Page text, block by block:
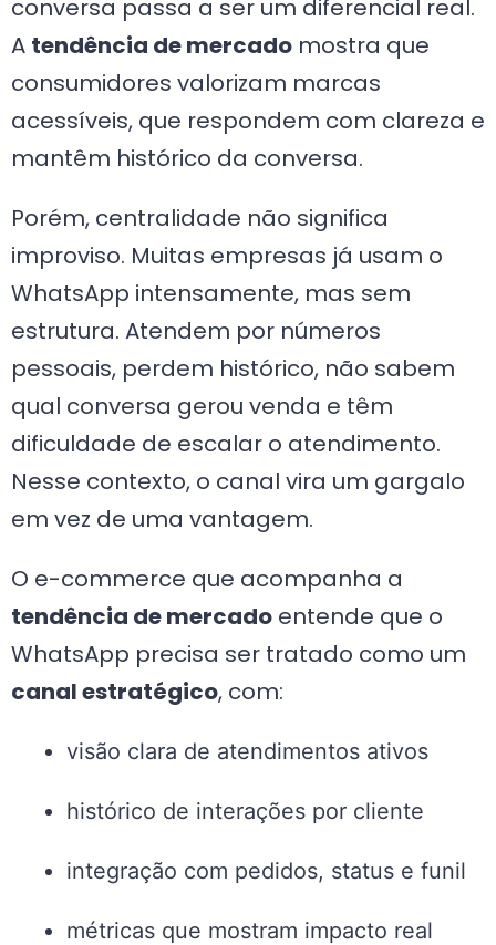
conversa passa a ser um diferencial real.
A tendência de mercado mostra que
consumidores valorizam marcas
acessíveis, que respondem com clareza e
mantêm histórico da conversa.
Porém, centralidade não significa
improviso. Muitas empresas já usam o
WhatsApp intensamente, mas sem
estrutura. Atendem por números
pessoais, perdem histórico, não sabem
qual conversa gerou venda e têm
dificuldade de escalar o atendimento.
Nesse contexto, o canal vira um gargalo
em vez de uma vantagem.
O e-commerce que acompanha a
tendência de mercado entende que o
WhatsApp precisa ser tratado como um
canal estratégico, com:
visão clara de atendimentos ativos
histórico de interações por cliente
integração com pedidos, status e funil
métricas que mostram impacto real